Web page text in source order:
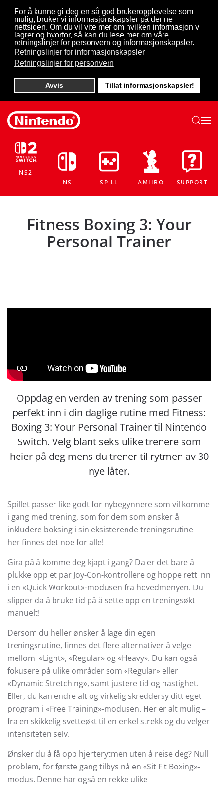
For å kunne gi deg en så god brukeropplevelse som
mulig, bruker vi informasjonskapsler på denne
nettsiden. Om du vil vite mer om hvilken informasjon vi
lagrer og hvorfor, så kan du lese mer om våre
retningslinjer for personvern og informasjonskapsler.
Retningslinjer for informasjonskapsler
Retningslinjer for personvern
Avvis Tillat informasjonskapsler!
Skip to main content
NS2
NS
SPILL AMIIBO SUPPORT
Fitness Boxing 3: Your
Personal Trainer
Oppdag en verden av trening som passer
perfekt inn i din daglige rutine med Fitness:
Boxing 3: Your Personal Trainer til Nintendo
Switch. Velg blant seks ulike trenere som
heier på deg mens du trener til rytmen av 30
nye låter.
Spillet passer like godt for nybegynnere som vil komme
i gang med trening, som for dem som ønsker å
inkludere boksing i sin eksisterende treningsrutine –
her finnes det noe for alle!
Gira på å komme deg kjapt i gang? Da er det bare å
plukke opp et par Joy-Con-kontrollere og hoppe rett inn
i en «Quick Workout»-modusen fra hovedmenyen. Du
slipper da å bruke tid på å sette opp en treningsøkt
manuelt!
Dersom du heller ønsker å lage din egen
treningsrutine, finnes det flere alternativer å velge
mellom: «Light», «Regular» og «Heavy». Du kan også
fokusere på ulike områder som «Regular» eller
«Dynamic Stretching», samt justere tid og hastighet.
Eller, du kan endre alt og virkelig skreddersy ditt eget
program i «Free Training»-modusen. Her er alt mulig –
fra en skikkelig svetteøkt til en enkel strekk og du velger
intensiteten selv.
Ønsker du å få opp hjerterytmen uten å reise deg? Null
problem, for første gang tilbys nå en «Sit Fit Boxing»-
modus. Denne har også en rekke ulike